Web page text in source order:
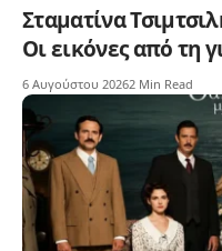
Σταματίνα
Οι εικόνες από τη
6 Αυγούστου 20262 Min Read